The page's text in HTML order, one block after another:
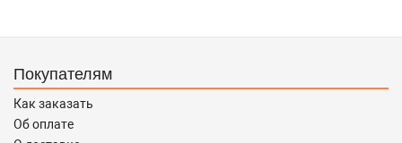
Покупателям
Как заказать
Об оплате